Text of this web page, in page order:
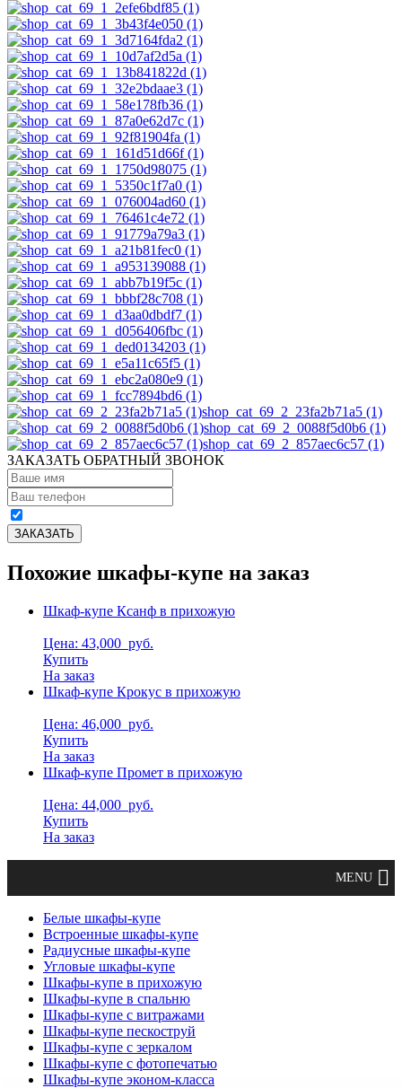
shop_cat_69_2_23fa2b71a5 (1)
shop_cat_69_2_0088f5d0b6 (1)
shop_cat_69_2_857aec6c57 (1)
ЗАКАЗАТЬ ОБРАТНЫЙ ЗВОНОК
Похожие шкафы-купе на заказ
Шкаф-купе Ксанф в прихожую
Цена: 43,000 руб.
Купить
На заказ
Шкаф-купе Крокус в прихожую
Цена: 46,000 руб.
Купить
На заказ
Шкаф-купе Промет в прихожую
Цена: 44,000 руб.
Купить
На заказ
Белые шкафы-купе
Встроенные шкафы-купе
Радиусные шкафы-купе
Угловые шкафы-купе
Шкафы-купе в прихожую
Шкафы-купе в спальню
Шкафы-купе с витражами
Шкафы-купе пескоструй
Шкафы-купе с зеркалом
Шкафы-купе с фотопечатью
Шкафы-купе эконом-класса